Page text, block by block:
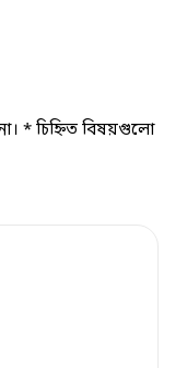
*চিহ্নিত বিষয়গুলো